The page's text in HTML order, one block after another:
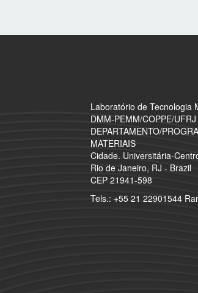
Laboratório de Tecnologia
​DMM-PEMM/COPPE/UFRJ
DEPARTAMENTO/
MATERIAIS
Cidade. Universitária-
Rio de Janeiro, RJ - Brazil
CEP 21941-598
Tels.: +55 21 22901544